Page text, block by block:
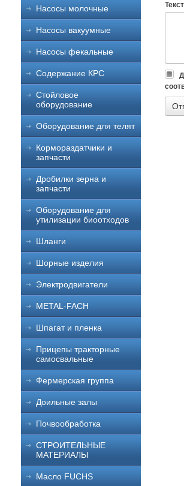
Насосы молочные
Насосы вакуумные
Насосы фекальные
Содержание КРС
Стойловое
оборудование
Оборудование для телят
Кормораздатчики и
запчасти
Дробилки зерна и
запчасти
Оборудование для
утилизации биоотходов
Шланги
Шорные изделия
Электродвигатели
METAL-FACH
Шпагат и пленка
Прицепы тракторные
самосвальные
Фермерская группа
Доильные залы
Почвообработка
СТРОИТЕЛЬНЫЕ
МАТЕРИАЛЫ
Масло FUCHS